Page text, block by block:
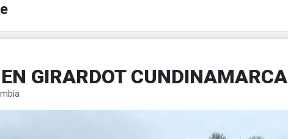
GIRARDOT CUNDINAMARCA